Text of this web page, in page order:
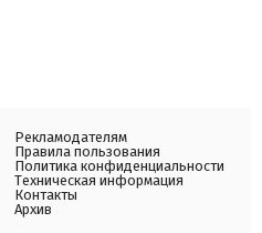
Рекламодателям
Правила пользования
Политика конфиденциальности
Техническая информация
Контакты
Архив